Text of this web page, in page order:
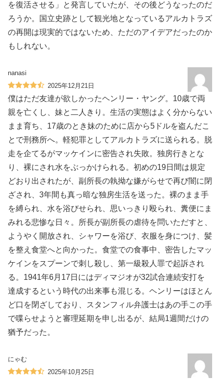
を復活させる」と発言していたが、その後どうなったのだ
ろうか。国立史跡として観光地となっているアルカトラズ
の再開は現実的ではないため、ただのアイデアだったのか
もしれない。
nanasi
2025年12月21日
僕はただ友達が欲しかったヘンリー・ヤング。10歳で両
親を亡くし、妹と二人きり。生活の実態はよく分からない
まま育ち、17歳のとき妹のために店から5ドルを盗んだこ
とで刑務所へ。軽犯罪としてアルカトラズに送られる。脱
走を企てるがマッケインに密告され失敗。独房行きとな
り、裸にされ水をぶっかけられる。初めの19日間は規定
どおり出されたが、副所長の執拗な嫌がらせで再び闇に閉
ざされ、3年間も真っ暗な独房生活を送った。裸のまま手
を縛られ、水を浴びせられ、思いっきり殴られ、糞便にま
みれる悲惨な日々。所長が副所長の虐待を問いただすと、
ようやく開放され、シャワーを浴び、衣服を身につけ、髪
を整え食堂へと向かった。食堂での食事中、密告したマッ
ケインをスプーンで刺し殺し、第一級殺人罪で起訴され
る。1941年6月17日にはディマジオが32試合連続安打を
達成するという時代の出来事も混じる。ヘンリーはほとん
ど口を閉ざしており、スタンフィル弁護士はあの手この手
で喋らせようと審理延期を申し出るが、結局1週間だけの
猶予だった。
にゃむ
2025年10月25日